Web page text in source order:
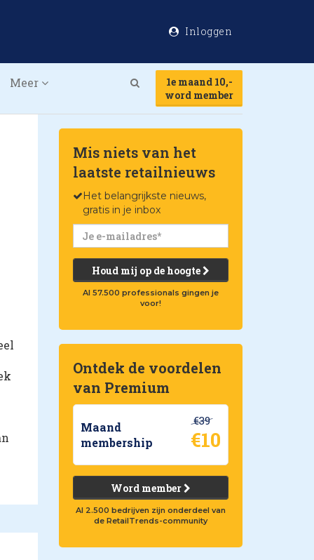
Inloggen
Meer
1e maand 10,-
word member
Mis niets van het
laatste retailnieuws
Het belangrijkste nieuws,
gratis in je inbox
Houd mij op de hoogte
Al 57.500 professionals gingen je
voor!
Ontdek de voordelen
van Premium
Maand
membership
€39
€10
Word member
Al 2.500 bedrijven zijn onderdeel van
de RetailTrends-community